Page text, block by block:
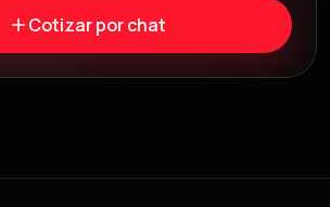
Cotizar por chat